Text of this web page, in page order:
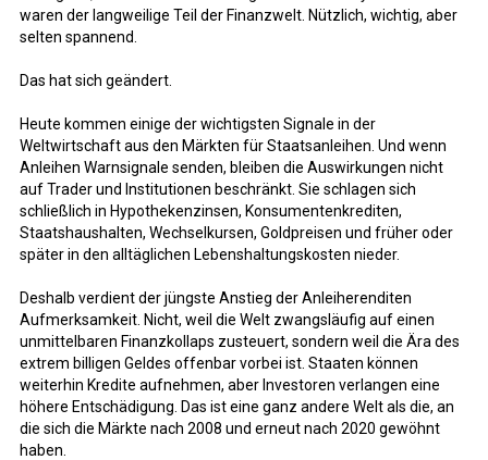
waren der langweilige Teil der Finanzwelt. Nützlich, wichtig, aber
selten spannend.
Das hat sich geändert.
Heute kommen einige der wichtigsten Signale in der
Weltwirtschaft aus den Märkten für Staatsanleihen. Und wenn
Anleihen Warnsignale senden, bleiben die Auswirkungen nicht
auf Trader und Institutionen beschränkt. Sie schlagen sich
schließlich in Hypothekenzinsen, Konsumentenkrediten,
Staatshaushalten, Wechselkursen, Goldpreisen und früher oder
später in den alltäglichen Lebenshaltungskosten nieder.
Deshalb verdient der jüngste Anstieg der Anleiherenditen
Aufmerksamkeit. Nicht, weil die Welt zwangsläufig auf einen
unmittelbaren Finanzkollaps zusteuert, sondern weil die Ära des
extrem billigen Geldes offenbar vorbei ist. Staaten können
weiterhin Kredite aufnehmen, aber Investoren verlangen eine
höhere Entschädigung. Das ist eine ganz andere Welt als die, an
die sich die Märkte nach 2008 und erneut nach 2020 gewöhnt
haben.